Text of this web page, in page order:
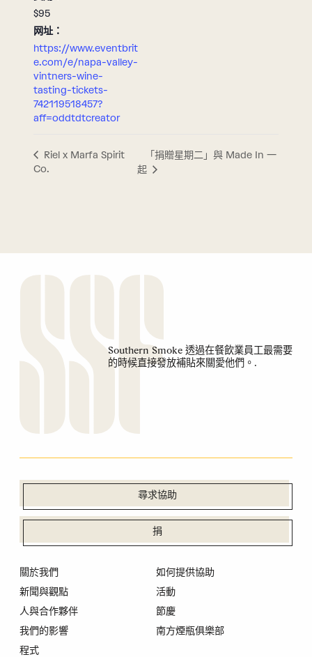
$95
网址：
https://www.eventbrit
e.com/e/napa-valley-
vintners-wine-
tasting-tickets-
742119518457?
aff=oddtdtcreator
Riel x Marfa Spirit
Co.
「捐贈星期二」與 Made In 一
起
Southern Smoke 透過在餐飲業員工最需要
的時候直接發放補貼來關愛他們。.
尋求協助
捐
關於我們
新聞與觀點
人與合作夥伴
我們的影響
程式
如何提供協助
活動
節慶
南方煙瓶俱樂部